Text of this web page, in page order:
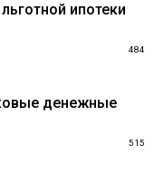
ипотеки
484
денежные
515